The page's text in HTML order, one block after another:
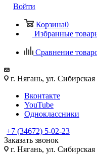
Войти
Корзина0
Избранные
Сравнение
г. Нягань, ул.
Вконтакте
YouTube
Одноклассники
+7 (34672) 5-02-23
Заказать звонок
г. Нягань, ул.